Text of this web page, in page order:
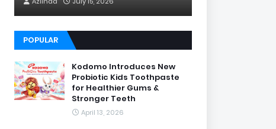
POPULAR
Kodomo Introduces New
Probiotic Kids Toothpaste
for Healthier Gums &
Stronger Teeth
April 13, 2026